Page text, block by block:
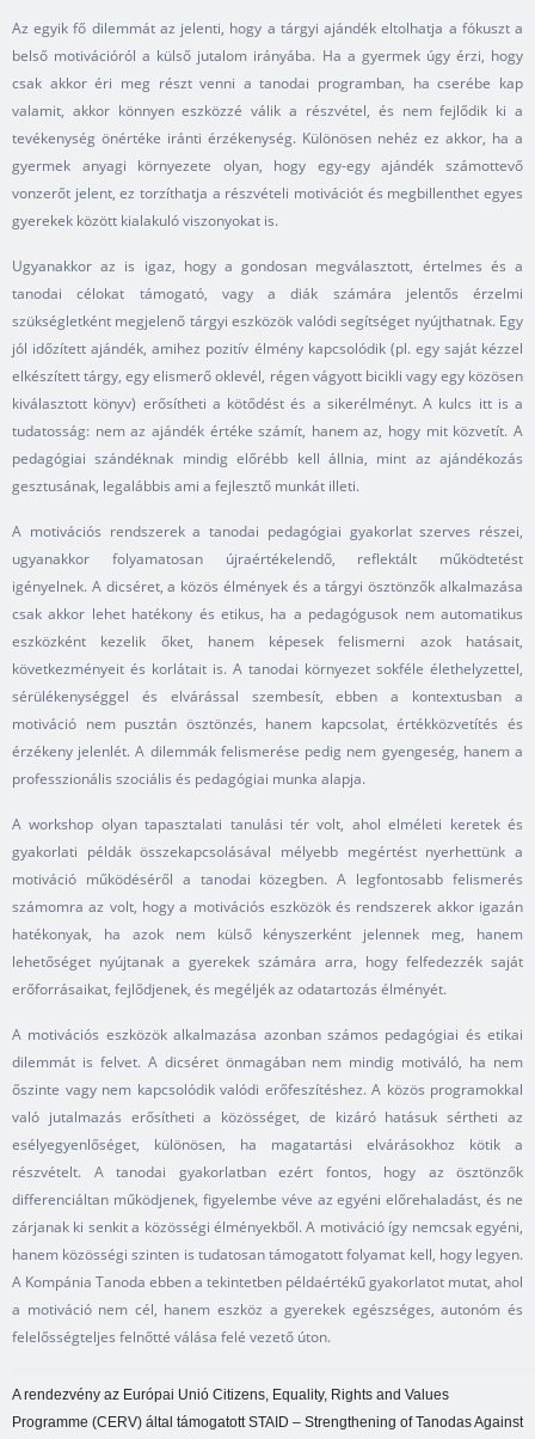
Az egyik fő dilemmát az jelenti, hogy a tárgyi ajándék eltolhatja a fókuszt a
belső motivációról a külső jutalom irányába. Ha a gyermek úgy érzi, hogy
csak akkor éri meg részt venni a tanodai programban, ha cserébe kap
valamit, akkor könnyen eszközzé válik a részvétel, és nem fejlődik ki a
tevékenység önértéke iránti érzékenység. Különösen nehéz ez akkor, ha a
gyermek anyagi környezete olyan, hogy egy-egy ajándék számottevő
vonzerőt jelent, ez torzíthatja a részvételi motivációt és megbillenthet egyes
gyerekek között kialakuló viszonyokat is.
Ugyanakkor az is igaz, hogy a gondosan megválasztott, értelmes és a
tanodai célokat támogató, vagy a diák számára jelentős érzelmi
szükségletként megjelenő tárgyi eszközök valódi segítséget nyújthatnak. Egy
jól időzített ajándék, amihez pozitív élmény kapcsolódik (pl. egy saját kézzel
elkészített tárgy, egy elismerő oklevél, régen vágyott bicikli vagy egy közösen
kiválasztott könyv) erősítheti a kötődést és a sikerélményt. A kulcs itt is a
tudatosság: nem az ajándék értéke számít, hanem az, hogy mit közvetít. A
pedagógiai szándéknak mindig előrébb kell állnia, mint az ajándékozás
gesztusának, legalábbis ami a fejlesztő munkát illeti.
A motivációs rendszerek a tanodai pedagógiai gyakorlat szerves részei,
ugyanakkor folyamatosan újraértékelendő, reflektált működtetést
igényelnek. A dicséret, a közös élmények és a tárgyi ösztönzők alkalmazása
csak akkor lehet hatékony és etikus, ha a pedagógusok nem automatikus
eszközként kezelik őket, hanem képesek felismerni azok hatásait,
következményeit és korlátait is. A tanodai környezet sokféle élethelyzettel,
sérülékenységgel és elvárással szembesít, ebben a kontextusban a
motiváció nem pusztán ösztönzés, hanem kapcsolat, értékközvetítés és
érzékeny jelenlét. A dilemmák felismerése pedig nem gyengeség, hanem a
professzionális szociális és pedagógiai munka alapja.
A workshop olyan tapasztalati tanulási tér volt, ahol elméleti keretek és
gyakorlati példák összekapcsolásával mélyebb megértést nyerhettünk a
motiváció működéséről a tanodai közegben. A legfontosabb felismerés
számomra az volt, hogy a motivációs eszközök és rendszerek akkor igazán
hatékonyak, ha azok nem külső kényszerként jelennek meg, hanem
lehetőséget nyújtanak a gyerekek számára arra, hogy felfedezzék saját
erőforrásaikat, fejlődjenek, és megéljék az odatartozás élményét.
A motivációs eszközök alkalmazása azonban számos pedagógiai és etikai
dilemmát is felvet. A dicséret önmagában nem mindig motiváló, ha nem
őszinte vagy nem kapcsolódik valódi erőfeszítéshez. A közös programokkal
való jutalmazás erősítheti a közösséget, de kizáró hatásuk sértheti az
esélyegyenlőséget, különösen, ha magatartási elvárásokhoz kötik a
részvételt. A tanodai gyakorlatban ezért fontos, hogy az ösztönzők
differenciáltan működjenek, figyelembe véve az egyéni előrehaladást, és ne
zárjanak ki senkit a közösségi élményekből. A motiváció így nemcsak egyéni,
hanem közösségi szinten is tudatosan támogatott folyamat kell, hogy legyen.
A Kompánia Tanoda ebben a tekintetben példaértékű gyakorlatot mutat, ahol
a motiváció nem cél, hanem eszköz a gyerekek egészséges, autonóm és
felelősségteljes felnőtté válása felé vezető úton.
A rendezvény az Európai Unió Citizens, Equality, Rights and Values
Programme (CERV) által támogatott STAID – Strengthening of Tanodas Against